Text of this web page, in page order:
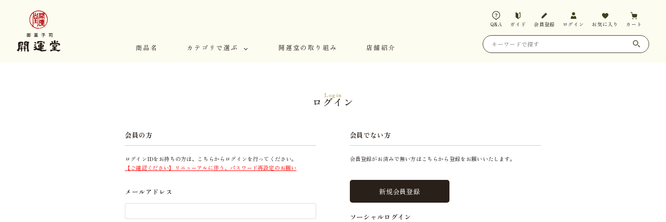
商品名 カテゴリで選ぶ 開運堂の取り組み 店舗紹介
Q&A ガイド 会員登録 ログイン お気に入り カート
Login
ログイン
会員の方
ログインIDをお持ちの方は、こちらからログインを行ってください。
【ご確認ください】リニューアルに伴う、パスワード再設定のお願い
メールアドレス
会員でない方
会員登録がお済みで無い方はこちらから登録をお願いいたします。
新規会員登録
ソーシャルログイン